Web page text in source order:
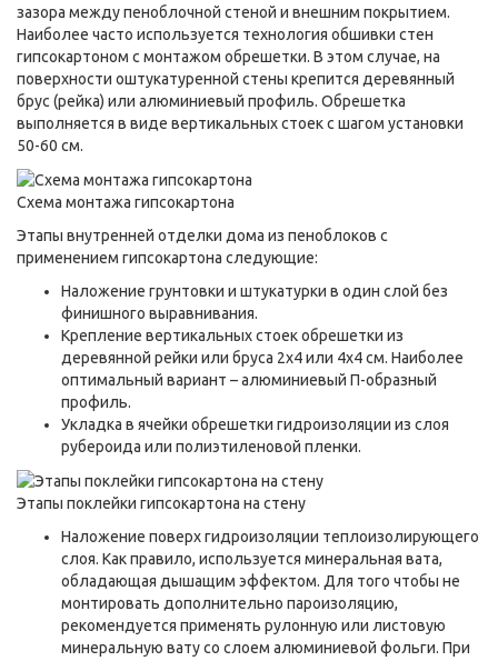
зазора между пеноблочной стеной и внешним покрытием.
Наиболее часто используется технология обшивки стен
гипсокартоном с монтажом обрешетки. В этом случае, на
поверхности оштукатуренной стены крепится деревянный
брус (рейка) или алюминиевый профиль. Обрешетка
выполняется в виде вертикальных стоек с шагом установки
50-60 см.
Схема монтажа гипсокартона
Этапы внутренней отделки дома из пеноблоков с
применением гипсокартона следующие:
Наложение грунтовки и штукатурки в один слой без
финишного выравнивания.
Крепление вертикальных стоек обрешетки из
деревянной рейки или бруса 2х4 или 4х4 см. Наиболее
оптимальный вариант – алюминиевый П-образный
профиль.
Укладка в ячейки обрешетки гидроизоляции из слоя
рубероида или полиэтиленовой пленки.
Этапы поклейки гипсокартона на стену
Наложение поверх гидроизоляции теплоизолирующего
слоя. Как правило, используется минеральная вата,
обладающая дышащим эффектом. Для того чтобы не
монтировать дополнительно пароизоляцию,
рекомендуется применять рулонную или листовую
минеральную вату со слоем алюминиевой фольги. При